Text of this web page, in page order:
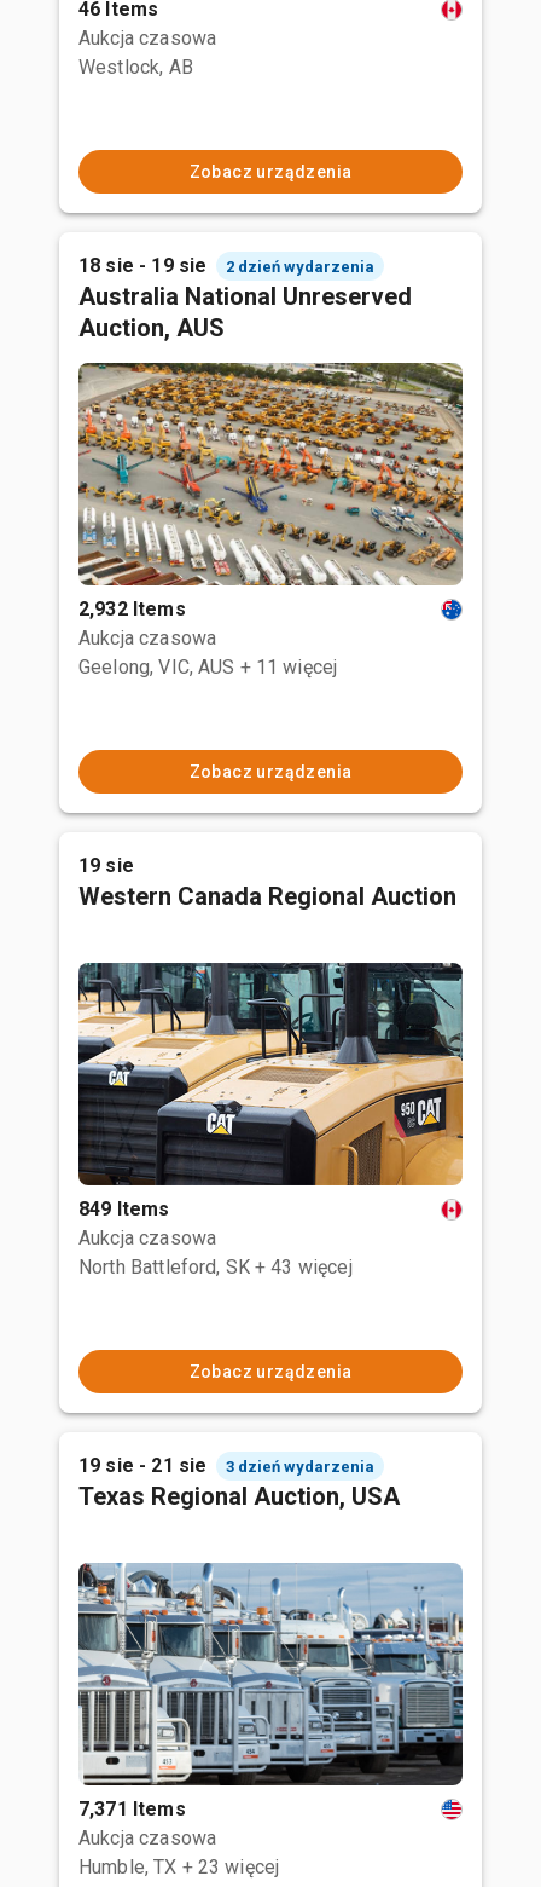
46 Items
Aukcja czasowa
Westlock, AB
Zobacz urządzenia
18 sie - 19 sie 2 dzień wydarzenia
Australia National Unreserved
Auction, AUS
2,932 Items
Aukcja czasowa
Geelong, VIC, AUS + 11 więcej
Zobacz urządzenia
19 sie
Western Canada Regional Auction
849 Items
Aukcja czasowa
North Battleford, SK + 43 więcej
Zobacz urządzenia
19 sie - 21 sie 3 dzień wydarzenia
Texas Regional Auction, USA
7,371 Items
Aukcja czasowa
Humble, TX + 23 więcej